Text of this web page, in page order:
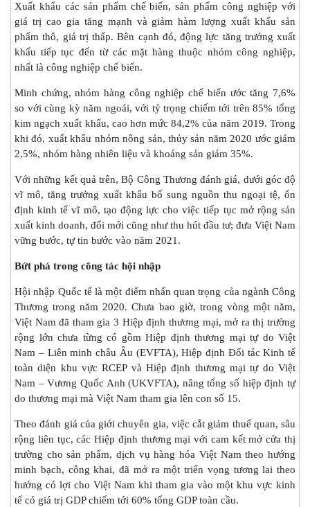
Xuất khẩu các sản phẩm chế biến, sản phẩm công nghiệp với
giá trị cao gia tăng mạnh và giảm hàm lượng xuất khẩu sản
phẩm thô, giá trị thấp. Bên cạnh đó, động lực tăng trưởng xuất
khẩu tiếp tục đến từ các mặt hàng thuộc nhóm công nghiệp,
nhất là công nghiệp chế biến.
Minh chứng, nhóm hàng công nghiệp chế biến ước tăng 7,6%
so với cùng kỳ năm ngoái, với tỷ trọng chiếm tới trên 85% tổng
kim ngạch xuất khẩu, cao hơn mức 84,2% của năm 2019. Trong
khi đó, xuất khẩu nhóm nông sản, thủy sản năm 2020 ước giảm
2,5%, nhóm hàng nhiên liệu và khoáng sản giảm 35%.
Với những kết quả trên, Bộ Công Thương đánh giá, dưới góc độ
vĩ mô, tăng trưởng xuất khẩu bổ sung nguồn thu ngoại tệ, ổn
định kinh tế vĩ mô, tạo động lực cho việc tiếp tục mở rộng sản
xuất kinh doanh, đổi mới cũng như thu hút đầu tư; đưa Việt Nam
vững bước, tự tin bước vào năm 2021.
Bứt phá trong công tác hội nhập
Hội nhập Quốc tế là một điểm nhấn quan trọng của ngành Công
Thương trong năm 2020. Chưa bao giờ, trong vòng một năm,
Việt Nam đã tham gia 3 Hiệp định thương mại, mở ra thị trường
rộng lớn chưa từng có gồm Hiệp định thương mại tự do Việt
Nam – Liên minh châu Âu (EVFTA), Hiệp định Đối tác Kinh tế
toàn diện khu vực RCEP và Hiệp định thương mại tự do Việt
Nam – Vương Quốc Anh (UKVFTA), nâng tổng số hiệp định tự
do thương mại mà Việt Nam tham gia lên con số 15.
Theo đánh giá của giới chuyên gia, việc cắt giảm thuế quan, sâu
rộng liên tục, các Hiệp định thương mại với cam kết mở cửa thị
trường cho sản phẩm, dịch vụ hàng hóa Việt Nam theo hướng
minh bạch, công khai, đã mở ra một triển vọng tương lai theo
hướng có lợi cho Việt Nam khi tham gia vào một khu vực kinh
tế có giá trị GDP chiếm tới 60% tổng GDP toàn cầu.